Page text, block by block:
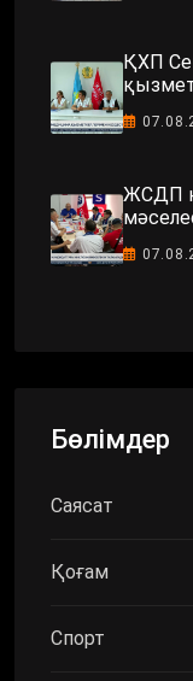
ҚХП
ЖСДП
Бөлімдер
Саясат
Қоғам
Спорт